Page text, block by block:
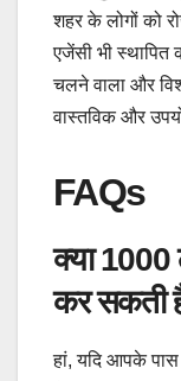
शहर के लोगों को
एजेंसी भी
चलने वाला और
वास्तविक और
FAQs
क्या 1000
कर सकती
हां, यदि आपके